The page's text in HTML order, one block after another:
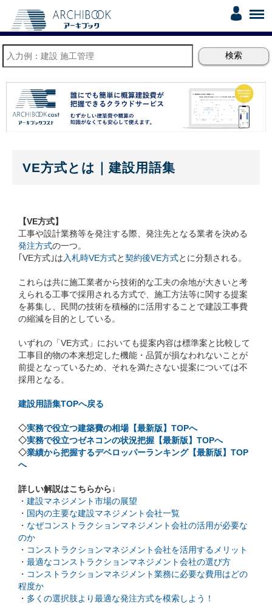
VE方式とは｜建設用語集
【VE方式】
工事や設計業務等を発注する際、発注先となる業者を決める
発注方式の一つ。
｢VE方式｣は 入札時VE方式と契約後VE方式とに分類される。
これらは共に施工業者から技術的な工夫の余地が大きいと考
えられる工事で採用される方式で、施工方法等に関する提案
を募集し、民間の技術を積極的に活用することで建設工事費
の縮減を目的としている。
いずれの「VE方式」においても提案内容は標準案と比較して
工事目的物の本来想定した機能・品質が損なわれないことが
前提となっているため、それを満たさない提案については不
採用となる。
建設用語集TOPへ戻る
◇実務で役立つ建築費の相場【最新版】TOPへ
◇実務で役立つゼネコンの状況把握【最新版】TOPへ
◇業績から把握するデベロッパーランキング【最新版】TOP
へ
詳しい解説はこちらから↓
・ 建設マネジメント市場の展望
・ 国内の主要な建設マネジメント会社一覧
・ なぜコンストラクションマネジメント会社の活用が必要な
のか
・ コンストラクションマネジメント会社を活用するメリット
・ 最適なコンストラクションマネジメント会社の選び方
・ コンストラクションマネジメント業務に必要な費用はどの
程度か
・ 多くの選択肢より最適な発注方式を模索しよう！